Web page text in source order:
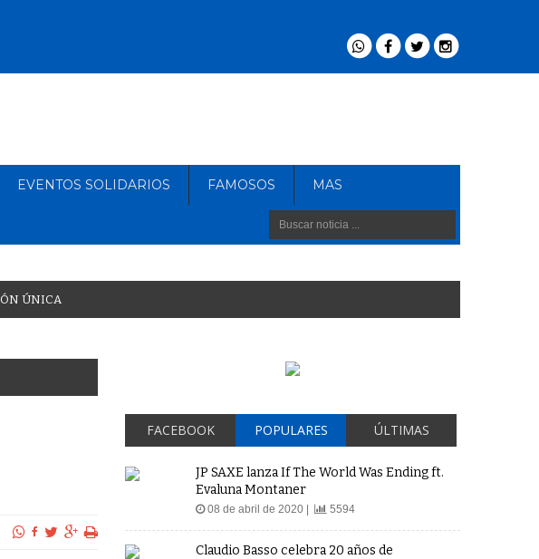
EVENTOS SOLIDARIOS FAMOSOS MAS
ÓN ÚNICA
FACEBOOK POPULARES ÚLTIMAS
JP SAXE lanza If The World Was Ending ft.
Evaluna Montaner
08 de abril de 2020 | 5594
Claudio Basso celebra 20 años de